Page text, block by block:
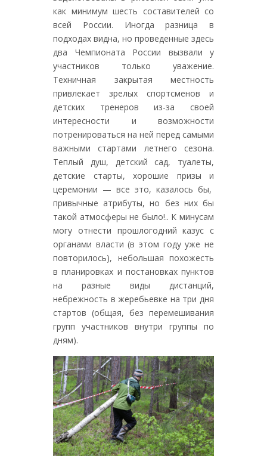
как минимум шесть составителей со
всей России. Иногда разница в
подходах видна, но проведенные здесь
два Чемпионата России вызвали у
участников только уважение.
Техничная закрытая местность
привлекает зрелых спортсменов и
детских тренеров из-за своей
интересности и возможности
потренироваться на ней перед самыми
важными стартами летнего сезона.
Теплый душ, детский сад, туалеты,
детские старты, хорошие призы и
церемонии — все это, казалось бы,
привычные атрибуты, но без них бы
такой атмосферы не было!.. К минусам
могу отнести прошлогодний казус с
органами власти (в этом году уже не
повторилось), небольшая похожесть
в планировках и постановках пунктов
на разные виды дистанций,
небрежность в жеребьевке на три дня
стартов (общая, без перемешивания
групп участников внутри группы по
дням).